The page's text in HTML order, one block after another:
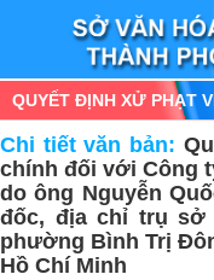
QUYẾT ĐỊNH XỬ PHẠT
Chi tiết văn bản:
chính đối với Công
do ông Nguyễn
đốc, địa chỉ trụ sở
phường Bình Trị
Hồ Chí Minh